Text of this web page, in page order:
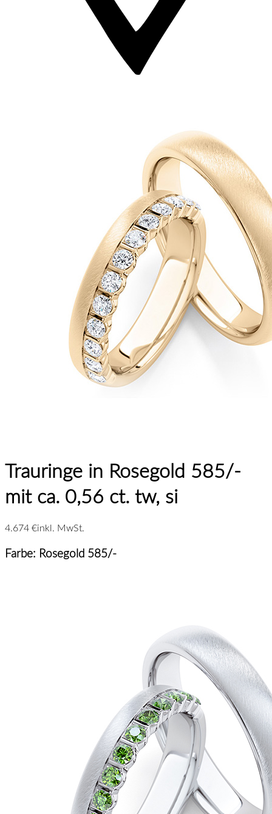
Trauringe in Rosegold 585/-
mit ca. 0,56 ct. tw, si
4.674 €inkl. MwSt.
Farbe: Rosegold 585/-